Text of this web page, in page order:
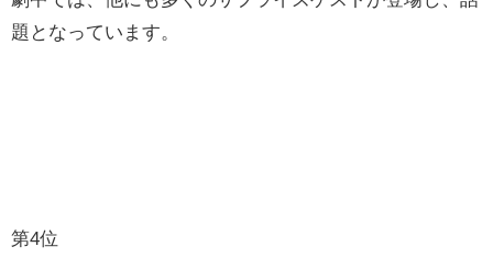
題となっています。
第4位